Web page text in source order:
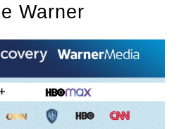
Warner